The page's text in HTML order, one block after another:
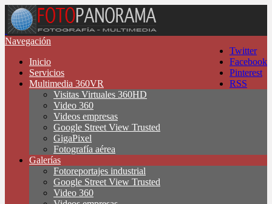
Twitter
Facebook
Pinterest
RSS
Navegación
Inicio
Servicios
Multimedia 360VR
Visitas Virtuales 360HD
Video 360
Videos empresas
Google Street View Trusted
GigaPixel
Fotografía aérea
Galerías
Fotoreportajes industrial
Google Street View Trusted
Video 360